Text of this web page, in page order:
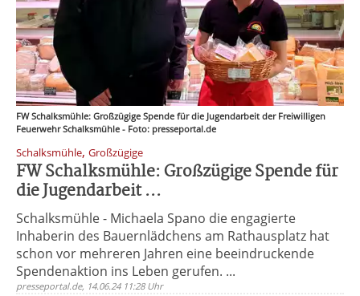
FW Schalksmühle: Großzügige Spende für die Jugendarbeit der Freiwilligen
Feuerwehr Schalksmühle - Foto: presseportal.de
Schalksmühle, Großzügige
FW Schalksmühle: Großzügige Spende für
die Jugendarbeit ...
Schalksmühle - Michaela Spano die engagierte
Inhaberin des Bauernlädchens am Rathausplatz hat
schon vor mehreren Jahren eine beeindruckende
Spendenaktion ins Leben gerufen. ...
presseportal.de, 14.06.24 11:28 Uhr